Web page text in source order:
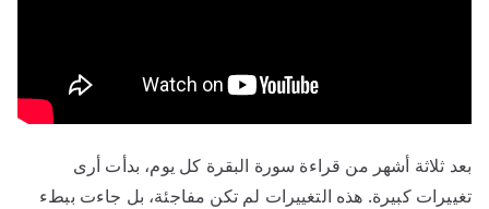
بعد ثلاثة أشهر من قراءة سورة البقرة كل يوم، بدأت أرى
تغييرات كبيرة. هذه التغييرات لم تكن مفاجئة، بل جاءت ببطء